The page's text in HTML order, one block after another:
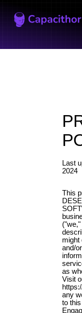
Capacithor